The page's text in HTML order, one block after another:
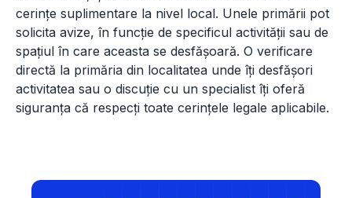
cerințe suplimentare la nivel local. Unele primării pot
solicita avize, în funcție de specificul activității sau de
spațiul în care aceasta se desfășoară. O verificare
directă la primăria din localitatea unde îți desfășori
activitatea sau o discuție cu un specialist îți oferă
siguranța că respecți toate cerințele legale aplicabile.